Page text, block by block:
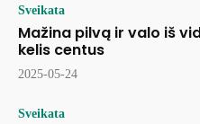
Sveikata
Mažina pilvą ir valo iš
kelis centus
2025-05-24
Sveikata